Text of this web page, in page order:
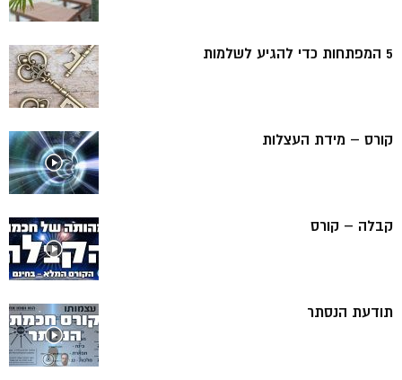
5 המפתחות כדי להגיע לשלמות
קורס – מידת העצלות
קבלה – קורס
תודעת הנסתר